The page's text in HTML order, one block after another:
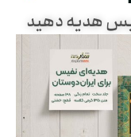
هدیه دهید